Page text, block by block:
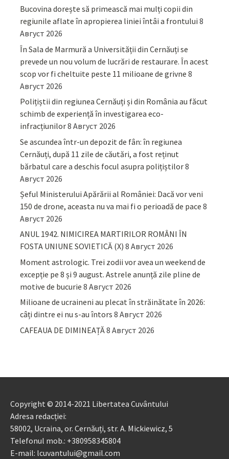
Bucovina dorește să primească mai mulți copii din
regiunile aflate în apropierea liniei întâi a frontului 8
Август 2026
În Sala de Marmură a Universității din Cernăuți se
prevede un nou volum de lucrări de restaurare. În acest
scop vor fi cheltuite peste 11 milioane de grivne 8
Август 2026
Polițiștii din regiunea Cernăuți și din România au făcut
schimb de experiență în investigarea eco-
infracțiunilor8 Август 2026
Se ascundea într-un depozit de fân: în regiunea
Cernăuți, după 11 zile de căutări, a fost reținut
bărbatul care a deschis focul asupra polițiștilor8
Август 2026
Șeful Ministerului Apărării al României: Dacă vor veni
150 de drone, aceasta nu va mai fi o perioadă de pace 8
Август 2026
ANUL 1942. NIMICIREA MARTIRILOR ROMÂNI ÎN
FOSTA UNIUNE SOVIETICĂ (X) 8 Август 2026
Moment astrologic. Trei zodii vor avea un weekend de
excepție pe 8 și 9 august. Astrele anunță zile pline de
motive de bucurie 8 Август 2026
Milioane de ucraineni au plecat în străinătate în 2026:
câți dintre ei nu s-au întors 8 Август 2026
CAFEAUA DE DIMINEAȚĂ8 Август 2026
Copyright © 2014-2021 Libertatea Cuvântului
Adresa redacției:
58002, Ucraina, or. Cernăuți, str. A. Mickiewicz, 5
Telefonul mob.: +380958345804
E-mail: lcuvantului@gmail.com